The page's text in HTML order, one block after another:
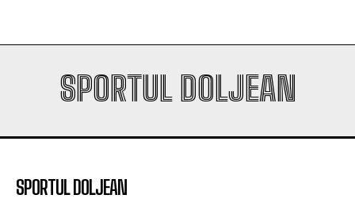
SPORTUL DOLJEAN
SPORTUL DOLJEAN